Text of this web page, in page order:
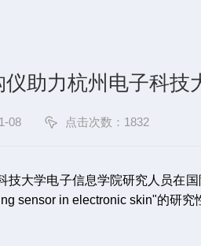
助力杭州电子科技
08 点击次数：1832
技大学电子信息学院研究人员在
sensor in electronic skin"的研究